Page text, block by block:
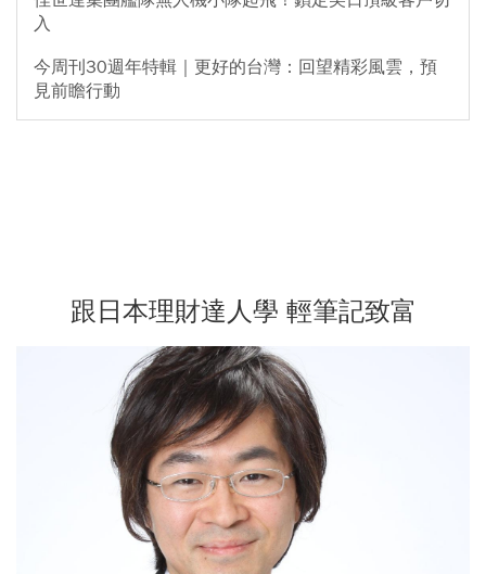
入
今周刊30週年特輯｜更好的台灣：回望精彩風雲，預
見前瞻行動
跟日本理財達人學 輕筆記致富